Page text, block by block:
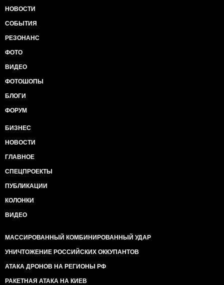
НОВОСТИ
СОБЫТИЯ
РЕЗОНАНС
ФОТО
ВИДЕО
ФОТОШОПЫ
БЛОГИ
ФОРУМ
БИЗНЕС
НОВОСТИ
ГЛАВНОЕ
СПЕЦПРОЕКТЫ
ПУБЛИКАЦИИ
КОЛОНКИ
ВИДЕО
МАССИРОВАННЫЙ КОМБИНИРОВАННЫЙ УДАР
УНИЧТОЖЕНИЕ РОССИЙСКИХ ОККУПАНТОВ
АТАКА ДРОНОВ НА РЕГИОНЫ РФ
РАКЕТНАЯ АТАКА НА КИЕВ